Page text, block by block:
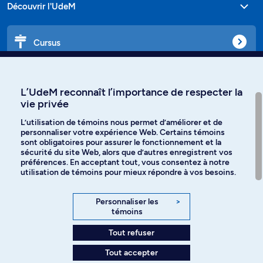
Découvrir l'UdeM
Cursus
Langues
Facebook Instagram
YouTube
L’UdeM reconnaît l’importance de respecter la
vie privée
L’utilisation de témoins nous permet d’améliorer et de
personnaliser votre expérience Web. Certains témoins
sont obligatoires pour assurer le fonctionnement et la
sécurité du site Web, alors que d’autres enregistrent vos
préférences. En acceptant tout, vous consentez à notre
utilisation de témoins pour mieux répondre à vos besoins.
Personnaliser les
témoins
>
Tout refuser
Tout accepter